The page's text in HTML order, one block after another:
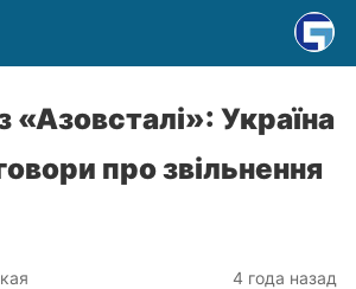
«Азовсталі»: Україна
про звільнення
4 года назад